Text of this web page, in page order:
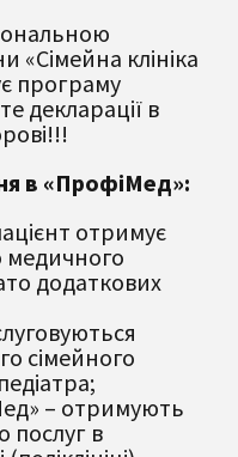
«Сімейна клініка
програму
декларації в
в «ПрофіМед»:
отримує
медичного
додаткових
сімейного
– отримують
послуг в